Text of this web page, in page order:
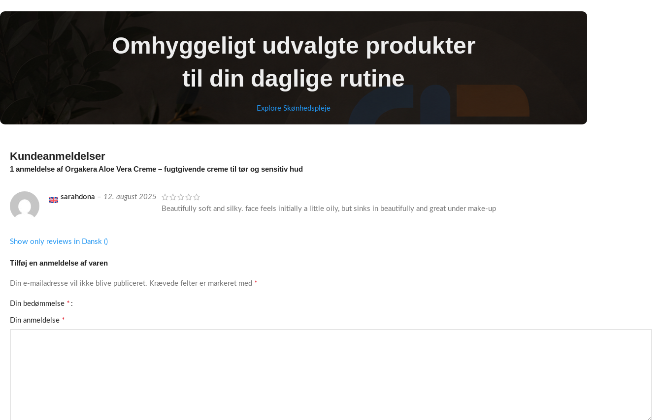
Omhyggeligt udvalgte produkter
til din daglige rutine
Explore Skønhedspleje
Kundeanmeldelser
1 anmeldelse af Orgakera Aloe Vera Creme – fugtgivende creme til tør og sensitiv hud
sarahdona – 12. august 2025
Beautifully soft and silky. face feels initially a little oily, but sinks in beautifully and great under make-up
Show only reviews in Dansk ()
Tilføj en anmeldelse af varen
Din e-mailadresse vil ikke blive publiceret. Krævede felter er markeret med *
Din bedømmelse *
Din anmeldelse *